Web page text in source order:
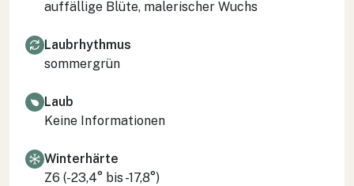
auffällige Blüte, malerischer Wuchs
Laubrhythmus
sommergrün
Laub
Keine Informationen
Winterhärte
Z6 (-23,4° bis -17,8°)